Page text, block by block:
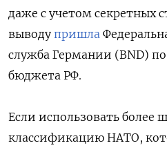
даже с учетом секретных
выводу пришла
служба Германии (BND)
бюджета РФ.
Если использовать более
классификацию НАТО,